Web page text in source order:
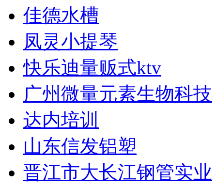
佳德水槽
凤灵小提琴
快乐迪量贩式ktv
广州微量元素生物科技
达内培训
山东信发铝塑
晋江市大长江钢管实业